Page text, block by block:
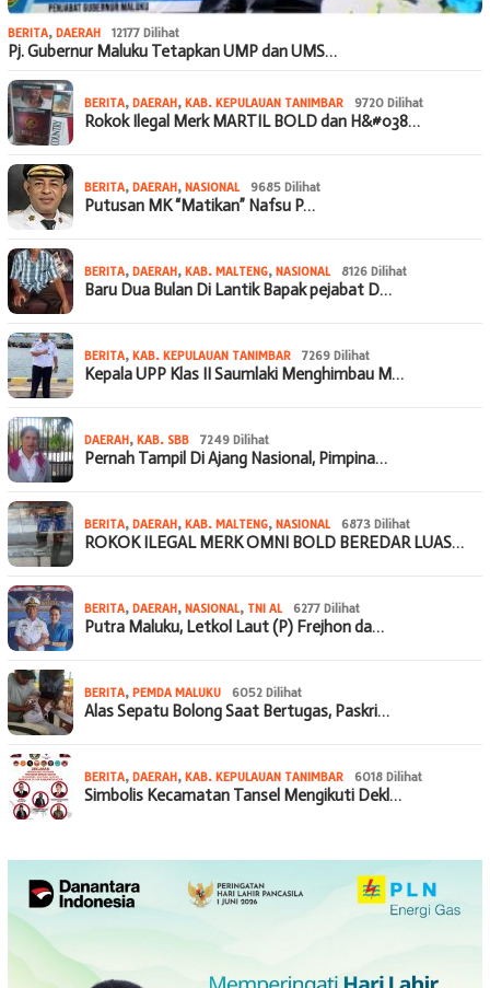
BERITA, DAERAH 12177 Dilihat
Pj. Gubernur Maluku Tetapkan UMP dan UMS…
BERITA, DAERAH, KAB. KEPULAUAN TANIMBAR 9720 Dilihat
Rokok Ilegal Merk MARTIL BOLD dan H&#038…
BERITA, DAERAH, NASIONAL 9685 Dilihat
Putusan MK “Matikan” Nafsu P…
BERITA, DAERAH, KAB. MALTENG, NASIONAL 8126 Dilihat
Baru Dua Bulan Di Lantik Bapak pejabat D…
BERITA, KAB. KEPULAUAN TANIMBAR 7269 Dilihat
Kepala UPP Klas II Saumlaki Menghimbau M…
DAERAH, KAB. SBB 7249 Dilihat
Pernah Tampil Di Ajang Nasional, Pimpina…
BERITA, DAERAH, KAB. MALTENG, NASIONAL 6873 Dilihat
ROKOK ILEGAL MERK OMNI BOLD BEREDAR LUAS…
BERITA, DAERAH, NASIONAL, TNI AL 6277 Dilihat
Putra Maluku, Letkol Laut (P) Frejhon da…
BERITA, PEMDA MALUKU 6052 Dilihat
Alas Sepatu Bolong Saat Bertugas, Paskri…
BERITA, DAERAH, KAB. KEPULAUAN TANIMBAR 6018 Dilihat
Simbolis Kecamatan Tansel Mengikuti Dekl…